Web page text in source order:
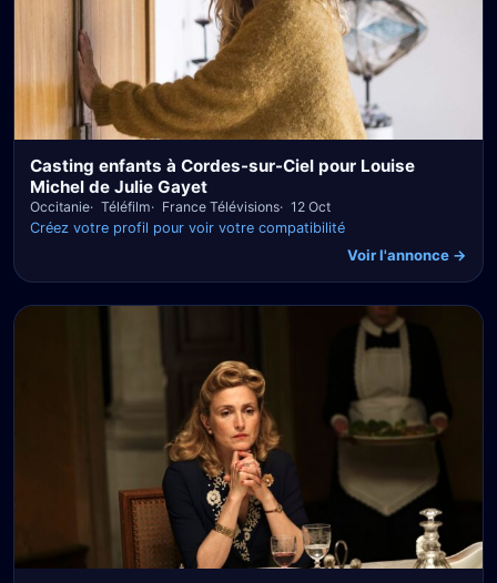
Casting enfants à Cordes-sur-Ciel pour Louise
Michel de Julie Gayet
Occitanie Téléfilm France Télévisions
12 Oct
Créez votre profil pour voir votre compatibilité
Voir l'annonce →